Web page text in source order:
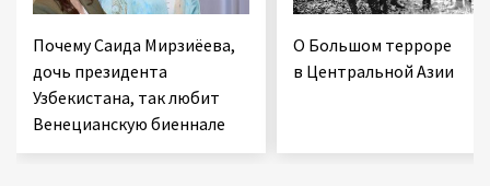
Почему Саида Мирзиёева,
дочь президента
Узбекистана, так любит
Венецианскую биеннале
О Большом терроре
в Центральной Азии